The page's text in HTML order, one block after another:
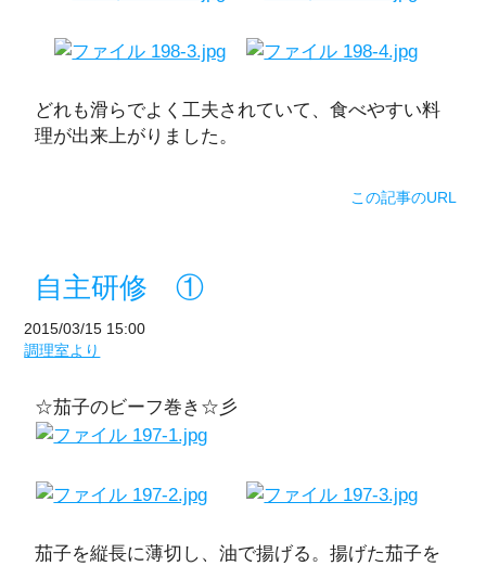
どれも滑らでよく工夫されていて、食べやすい料
理が出来上がりました。
この記事のURL
自主研修 ①
2015/03/15 15:00
調理室より
☆茄子のビーフ巻き☆彡
茄子を縦長に薄切し、油で揚げる。揚げた茄子を